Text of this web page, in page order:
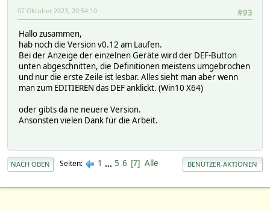
#93
07 Oktober 2023, 20:54:10
Hallo zusammen,
hab noch die Version v0.12 am Laufen.
Bei der Anzeige der einzelnen Geräte wird der DEF-Button
unten abgeschnitten, die Definitionen meistens umgebrochen
und nur die erste Zeile ist lesbar. Alles sieht man aber wenn
man zum EDITIEREN das DEF anklickt. (Win10 X64)
oder gibts da ne neuere Version.
Ansonsten vielen Dank für die Arbeit.
NACH OBEN Seiten 1 ... 5 6 7 Alle BENUTZER-AKTIONEN